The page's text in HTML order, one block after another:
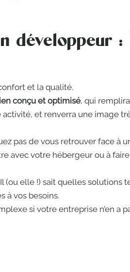
développeur :
et la qualité.
conçu et optimisé, qui
et renverra une image
pas de vous retrouver face à
avec votre hébergeur ou à
(ou elle !) sait quelles solutions
à vos besoins.
si votre entreprise n’en a